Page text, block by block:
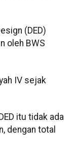
(DED)
oleh BWS
IV sejak
itu tidak ada
dengan total